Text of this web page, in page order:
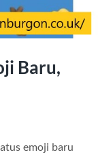
Baru,
emoji baru